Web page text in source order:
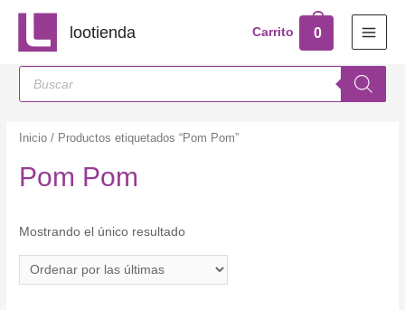
contenido
lootienda Carrito 0
Búsqueda
Inicio / Productos etiquetados “Pom Pom”
Pom Pom
Mostrando el único resultado